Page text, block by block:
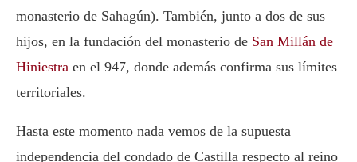
monasterio de Sahagún). También, junto a dos de sus
hijos, en la fundación del monasterio de San Millán de
Hiniestra en el 947, donde además confirma sus límites
territoriales.
Hasta este momento nada vemos de la supuesta
independencia del condado de Castilla respecto al reino